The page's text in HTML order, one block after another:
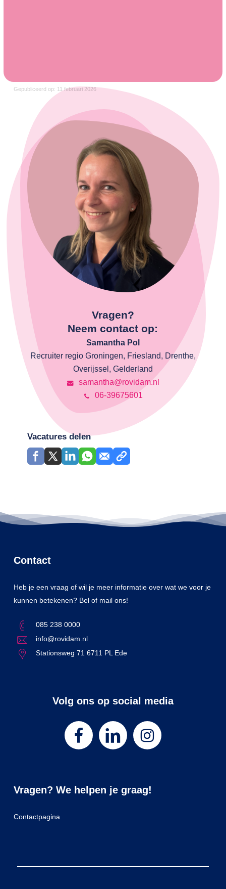
Gepubliceerd op: 11 februari 2026
Vragen?
Neem contact op:
Samantha Pol
Recruiter regio Groningen, Friesland, Drenthe,
Overijssel, Gelderland
samantha@rovidam.nl
06-39675601
Vacatures delen
Contact
Heb je een vraag of wil je meer informatie over wat we voor je
kunnen betekenen? Bel of mail ons!
085 238 0000
info@rovidam.nl
Stationsweg 71 6711 PL Ede
Volg ons op social media
Vragen? We helpen je graag!
Contactpagina